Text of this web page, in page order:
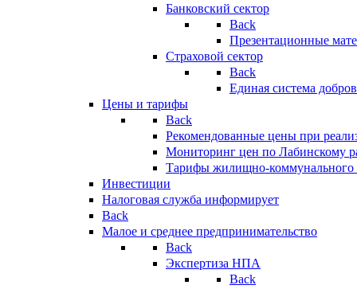
Банковский сектор
Back
Презентационные
Страховой сектор
Back
Единая система
Цены и тарифы
Back
Рекомендованные цены при
Мониторинг цен по Лабинскому
Тарифы жилищно-коммунального
Инвестиции
Налоговая служба информирует
Back
Малое и среднее предпринимательство
Back
Экспертиза НПА
Back